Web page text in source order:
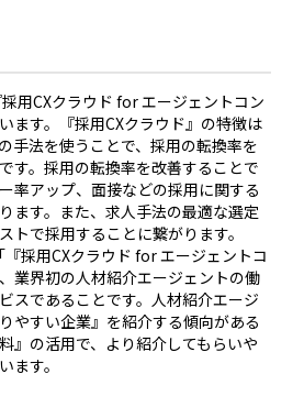
採用CXクラウド for エージェントコン
ます。『採用CXクラウド』の特徴は
手法を使うことで、採用の転換率を
す。採用の転換率を改善することで
率アップ、面接などの採用に関する
ます。また、求人手法の最適な選定
トで採用することに繋がります。
『採用CXクラウド for エージェントコ
業界初の人材紹介エージェントの働
スであることです。人材紹介エージ
やすい企業』を紹介する傾向がある
』の活用で、より紹介してもらいや
ます。